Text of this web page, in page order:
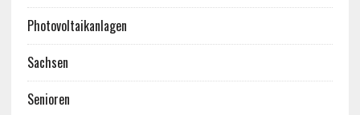
Photovoltaikanlagen
Sachsen
Senioren